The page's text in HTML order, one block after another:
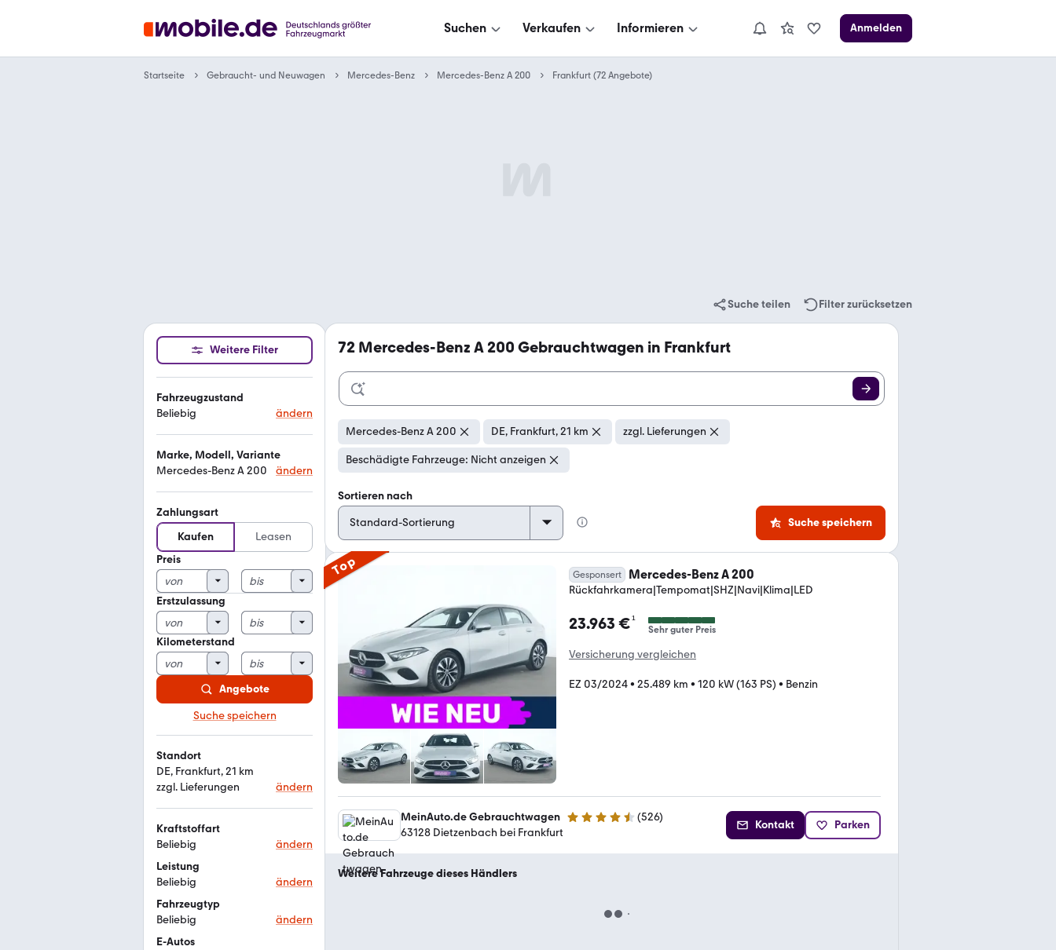
Suchen Verkaufen Informieren Anmelden
Startseite Gebraucht- und Neuwagen Mercedes-Benz Mercedes-Benz A 200 Frankfurt (72 Angebote)
Suche teilen Filter zurücksetzen
Weitere Filter
Fahrzeugzustand
Beliebig
ändern
Marke, Modell, Variante
Mercedes-Benz A 200
ändern
Zahlungsart
Kaufen
Leasen
Preis
Erstzulassung
Kilometerstand
Angebote
Suche speichern
Standort
DE, Frankfurt, 21 km
zzgl. Lieferungen
ändern
Kraftstoffart
Beliebig
ändern
Leistung
Beliebig
ändern
Fahrzeugtyp
Beliebig
ändern
E-Autos
72 Mercedes-Benz A 200 Gebrauchtwagen in Frankfurt
Mercedes-Benz A 200 DE, Frankfurt, 21 km zzgl. Lieferungen
Beschädigte Fahrzeuge: Nicht anzeigen
Sortieren nach
Suche speichern
Top Gesponsert Mercedes-Benz A 200
Rückfahrkamera|Tempomat|SHZ|Navi|Klima|LED
23.963 €¹
Sehr guter Preis
Versicherung vergleichen
EZ 03/2024• 25.489 km • 120 kW (163 PS) • Benzin
MeinAuto.de Gebrauchtwagen 4.7 Sterne (526)
63128 Dietzenbach bei Frankfurt
Kontakt Parken
Weitere Fahrzeuge dieses Händlers